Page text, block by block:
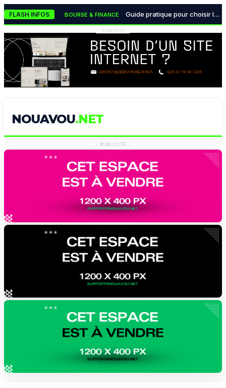
FLASH INFOS
TECH & INNOVATION Le classement des meilleures agences de référencement naturel (SEO) à Abidjan en 2026
BOURSE & FINANCE Guide pratique pour choisir le partenaire bancaire idéal de son entreprise en Côte d'Ivoire
BOURSE & FINANCE Les monnaies numériques des banques centrales transforment radicalement le système financier mondial
POLITIQUE & INSTITUTIONS La lutte mondiale contre la désinformation devient une urgence absolue pour les démocraties
TECH & INNOVATION Pourquoi la data visualisation est devenue indispensable pour les décideurs modernes
PUBLICITÉ
NOUAVOU.NET
- PUBLICITÉ -